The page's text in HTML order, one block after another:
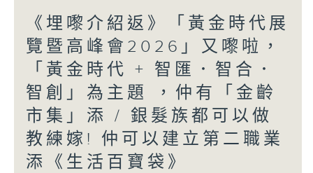
《埋嚟介紹返》「黃金時代展
覽暨高峰會2026」又嚟啦，
「黃金時代 + 智匯．智合．
智創」為主題 ，仲有「金齡
市集」添 / 銀髮族都可以做
教練嫁! 仲可以建立第二職業
添《生活百寶袋》